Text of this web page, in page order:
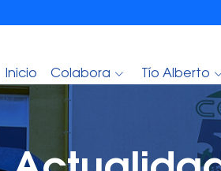
Inicio Colabora Tío Alberto